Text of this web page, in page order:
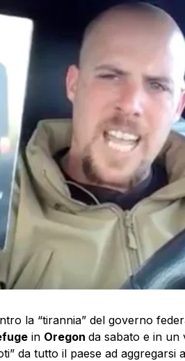
la “tirannia” del governo
in Oregon da sabato e in un
da tutto il paese ad aggregarsi